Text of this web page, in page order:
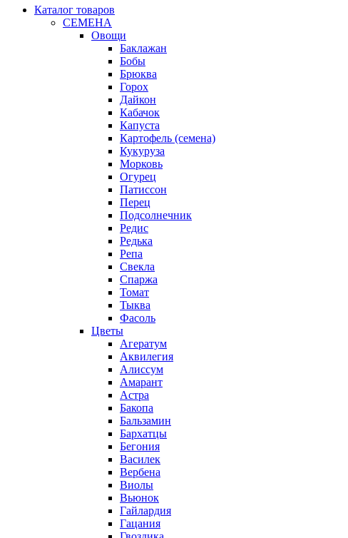
Каталог товаров
СЕМЕНА
Овощи
Баклажан
Бобы
Брюква
Горох
Дайкон
Кабачок
Капуста
Картофель (семена)
Кукуруза
Морковь
Огурец
Патиссон
Перец
Подсолнечник
Редис
Редька
Репа
Свекла
Спаржа
Томат
Тыква
Фасоль
Цветы
Агератум
Аквилегия
Алиссум
Амарант
Астра
Бакопа
Бальзамин
Бархатцы
Бегония
Василек
Вербена
Виолы
Вьюнок
Гайлардия
Гацания